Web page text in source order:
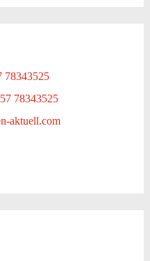
78343525
78343525
aktuell.com